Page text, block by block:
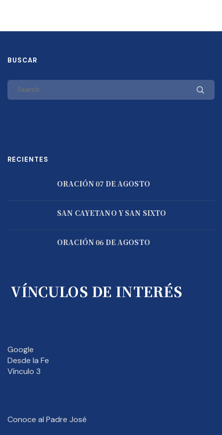
BUSCAR
RECIENTES
ORACIÓN 07 DE AGOSTO
SAN CAYETANO Y SAN SIXTO
ORACIÓN 06 DE AGOSTO
VÍNCULOS DE INTERÉS
Google
Desde la Fe
Vínculo 3
Conoce al Padre José